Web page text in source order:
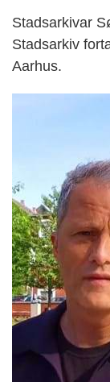
Stadsarkivar
Stadsarkiv
Aarhus.